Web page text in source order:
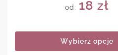
od: 18 zł
Wybierz opcje